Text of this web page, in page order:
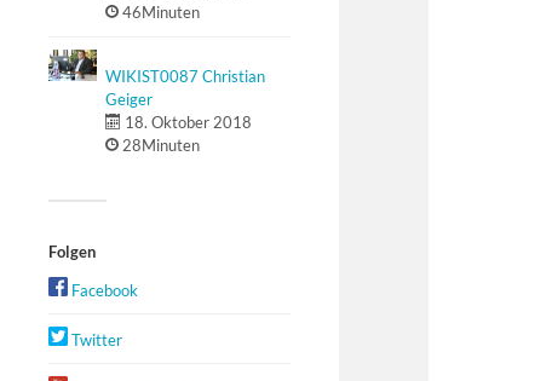
46Minuten
WIKIST0087 Christian
Geiger
18. Oktober 2018
28Minuten
Folgen
Facebook
Twitter